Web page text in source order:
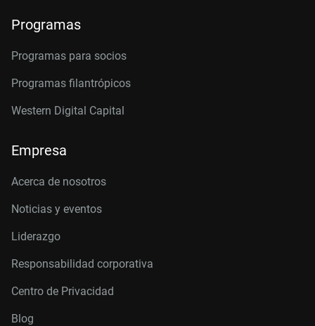
Programas
Programas para socios
Programas filantrópicos
Western Digital Capital
Empresa
Acerca de nosotros
Noticias y eventos
Liderazgo
Responsabilidad corporativa
Centro de Privacidad
Blog